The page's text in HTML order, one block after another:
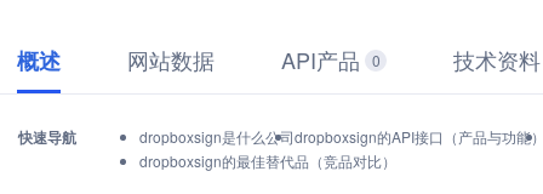
概述 网站数据 API产品 0 技术资料
快速导航 dropboxsign是什么公司dropboxsign的API接口（产品与功能
dropboxsign的最佳替代品（竞品对比）